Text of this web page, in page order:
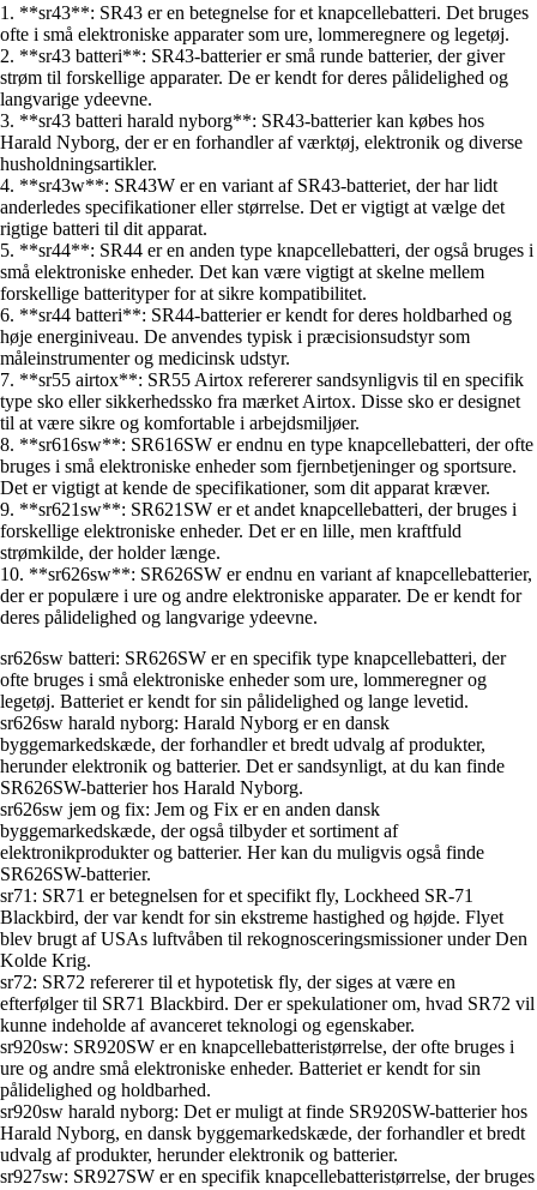
1. **sr43**: SR43 er en betegnelse for et knapcellebatteri. Det bruges
ofte i små elektroniske apparater som ure, lommeregnere og legetøj.
2. **sr43 batteri**: SR43-batterier er små runde batterier, der giver
strøm til forskellige apparater. De er kendt for deres pålidelighed og
langvarige ydeevne.
3. **sr43 batteri harald nyborg**: SR43-batterier kan købes hos
Harald Nyborg, der er en forhandler af værktøj, elektronik og diverse
husholdningsartikler.
4. **sr43w**: SR43W er en variant af SR43-batteriet, der har lidt
anderledes specifikationer eller størrelse. Det er vigtigt at vælge det
rigtige batteri til dit apparat.
5. **sr44**: SR44 er en anden type knapcellebatteri, der også bruges i
små elektroniske enheder. Det kan være vigtigt at skelne mellem
forskellige batterityper for at sikre kompatibilitet.
6. **sr44 batteri**: SR44-batterier er kendt for deres holdbarhed og
høje energiniveau. De anvendes typisk i præcisionsudstyr som
måleinstrumenter og medicinsk udstyr.
7. **sr55 airtox**: SR55 Airtox refererer sandsynligvis til en specifik
type sko eller sikkerhedssko fra mærket Airtox. Disse sko er designet
til at være sikre og komfortable i arbejdsmiljøer.
8. **sr616sw**: SR616SW er endnu en type knapcellebatteri, der ofte
bruges i små elektroniske enheder som fjernbetjeninger og sportsure.
Det er vigtigt at kende de specifikationer, som dit apparat kræver.
9. **sr621sw**: SR621SW er et andet knapcellebatteri, der bruges i
forskellige elektroniske enheder. Det er en lille, men kraftfuld
strømkilde, der holder længe.
10. **sr626sw**: SR626SW er endnu en variant af knapcellebatterier,
der er populære i ure og andre elektroniske apparater. De er kendt for
deres pålidelighed og langvarige ydeevne.
sr626sw batteri: SR626SW er en specifik type knapcellebatteri, der
ofte bruges i små elektroniske enheder som ure, lommeregner og
legetøj. Batteriet er kendt for sin pålidelighed og lange levetid.
sr626sw harald nyborg: Harald Nyborg er en dansk
byggemarkedskæde, der forhandler et bredt udvalg af produkter,
herunder elektronik og batterier. Det er sandsynligt, at du kan finde
SR626SW-batterier hos Harald Nyborg.
sr626sw jem og fix: Jem og Fix er en anden dansk
byggemarkedskæde, der også tilbyder et sortiment af
elektronikprodukter og batterier. Her kan du muligvis også finde
SR626SW-batterier.
sr71: SR71 er betegnelsen for et specifikt fly, Lockheed SR-71
Blackbird, der var kendt for sin ekstreme hastighed og højde. Flyet
blev brugt af USAs luftvåben til rekognosceringsmissioner under Den
Kolde Krig.
sr72: SR72 refererer til et hypotetisk fly, der siges at være en
efterfølger til SR71 Blackbird. Der er spekulationer om, hvad SR72 vil
kunne indeholde af avanceret teknologi og egenskaber.
sr920sw: SR920SW er en knapcellebatteristørrelse, der ofte bruges i
ure og andre små elektroniske enheder. Batteriet er kendt for sin
pålidelighed og holdbarhed.
sr920sw harald nyborg: Det er muligt at finde SR920SW-batterier hos
Harald Nyborg, en dansk byggemarkedskæde, der forhandler et bredt
udvalg af produkter, herunder elektronik og batterier.
sr927sw: SR927SW er en specifik knapcellebatteristørrelse, der bruges